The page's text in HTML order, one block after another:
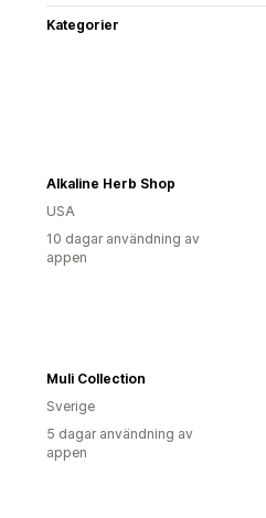
Kategorier
Alkaline Herb Shop
USA
10 dagar användning av
appen
Muli Collection
Sverige
5 dagar användning av
appen